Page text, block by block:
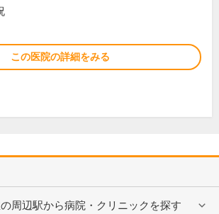
この医院の詳細をみる
周辺駅から病院・クリニックを探す